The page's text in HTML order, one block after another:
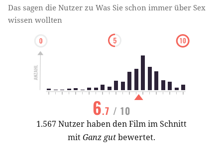
Das sagen die Nutzer zu Was Sie schon immer über Sex
wissen wollten
6.7 / 10
1.567 Nutzer haben den Film im Schnitt
mitGanz gutbewertet.